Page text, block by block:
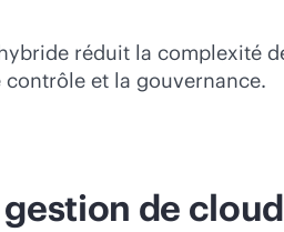
réduit la complexité
et la gouvernance.
de